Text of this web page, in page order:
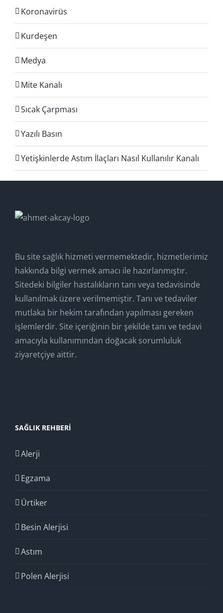
Koronavirüs
Kurdeşen
Medya
Mite Kanalı
Sıcak Çarpması
Yazılı Basın
Yetişkinlerde Astım İlaçları Nasıl Kullanılır Kanalı
Bu site sağlık hizmeti vermemektedir, hizmetlerimiz
hakkında bilgi vermek amacı ile hazırlanmıştır.
Sitedeki bilgiler hastalıkların tanı veya tedavisinde
kullanılmak üzere verilmemiştir. Tanı ve tedaviler
mutlaka bir hekim tarafından yapılması gereken
işlemlerdir. Site içeriğinin bir şekilde tanı ve tedavi
amacıyla kullanımından doğacak sorumluluk
ziyaretçiye aittir.
SAĞLIK REHBERI
Alerji
Egzama
Ürtiker
Besin Alerjisi
Astım
Polen Alerjisi